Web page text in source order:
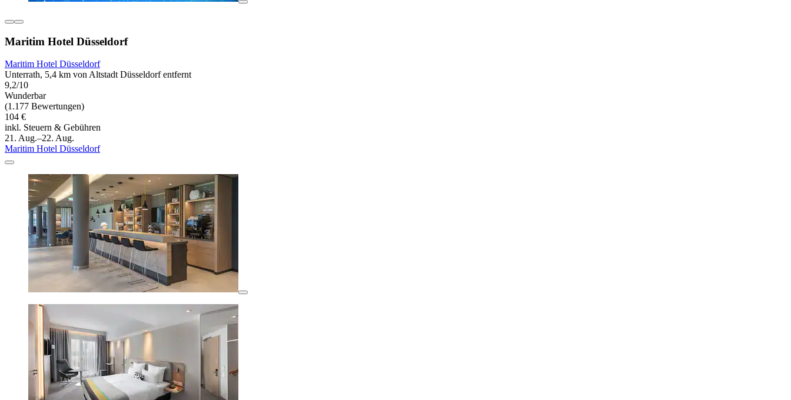
Maritim Hotel Düsseldorf
Maritim Hotel Düsseldorf
Unterrath, 5,4 km von Altstadt Düsseldorf entfernt
9,2/10
Wunderbar
(1.177 Bewertungen)
104 €
inkl. Steuern & Gebühren
21. Aug.–22. Aug.
Maritim Hotel Düsseldorf